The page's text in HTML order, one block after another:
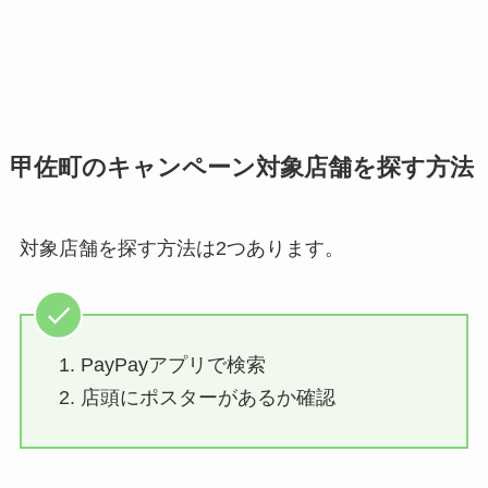
甲佐町のキャンペーン対象店舗を探す方法
対象店舗を探す方法は2つあります。
PayPayアプリで検索
店頭にポスターがあるか確認